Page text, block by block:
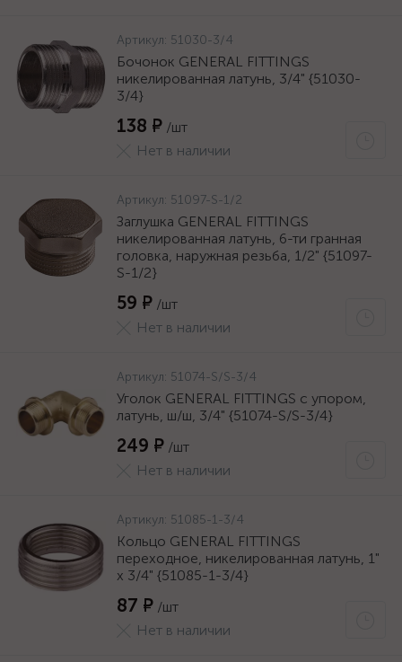
Артикул: 51030-3/4
Бочонок GENERAL FITTINGS
никелированная латунь, 3/4" {51030-
3/4}
138 ₽ /шт
Нет в наличии
Артикул: 51097-S-1/2
Заглушка GENERAL FITTINGS
никелированная латунь, 6-ти гранная
головка, наружная резьба, 1/2" {51097-
S-1/2}
59 ₽ /шт
Нет в наличии
Артикул: 51074-S/S-3/4
Уголок GENERAL FITTINGS с упором,
латунь, ш/ш, 3/4" {51074-S/S-3/4}
249 ₽ /шт
Нет в наличии
Артикул: 51085-1-3/4
Кольцо GENERAL FITTINGS
переходное, никелированная латунь, 1"
х 3/4" {51085-1-3/4}
87 ₽ /шт
Нет в наличии